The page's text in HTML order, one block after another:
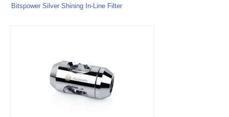
Bitspower Silver Shining In-Line Filter